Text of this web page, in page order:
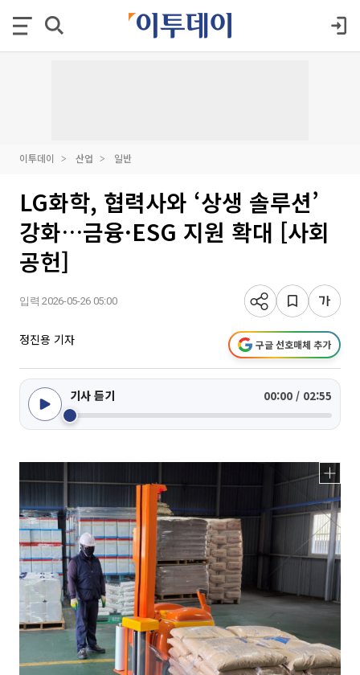
이투데이 산업 일반
LG화학, 협력사와 ‘상생 솔루션’
강화…금융·ESG 지원 확대 [사회
공헌]
입력 2026-05-26 05:00
정진용 기자 구글 선호매체 추가
기사 듣기 00:00 / 02:55